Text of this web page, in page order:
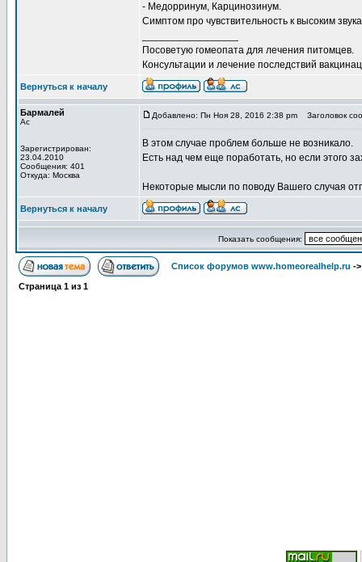
- Медорринум, Карцинозинум.
Симптом про чувствительность к высоким
Посоветую гомеопата для лечения питомцев.
Консультации и лечение последствий
Вернуться к началу
Бармалей
Ас
Зарегистрирован:
23.04.2010
Сообщения: 401
Откуда: Москва
Добавлено: Пн Ноя 28, 2016 2:38 pm Заголовок
В этом случае проблем больше не возникало.
Есть над чем еще поработать, но если этого
Некоторые мысли по поводу Вашего случая
Вернуться к началу
Показать сообщения:
Список форумов www.homeorealhelp.ru -
Страница 1 из 1